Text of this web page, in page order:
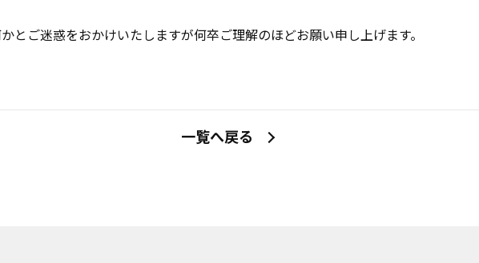
とご迷惑をおかけいたしますが何卒ご理解のほどお願い申し上げます。
一覧へ戻る